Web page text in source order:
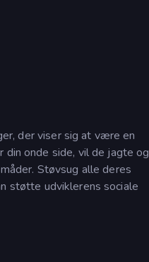
der viser sig at være en
onde side, vil de jagte og
Støvsug alle deres
støtte udviklerens sociale